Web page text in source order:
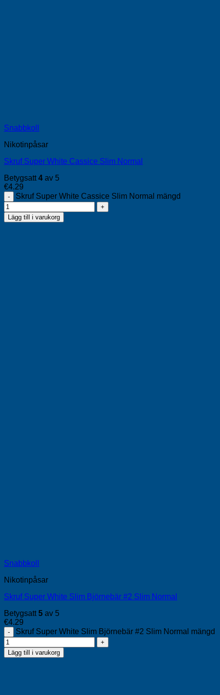
Snabbkoll
Nikotinpåsar
Skruf Super White Cassice Slim Normal
Betygsatt4 av 5
€4.29
Skruf Super White Cassice Slim Normal mängd
Lägg till i varukorg
Snabbkoll
Nikotinpåsar
Skruf Super White Slim Björnebär #2 Slim Normal
Betygsatt5 av 5
€4.29
Skruf Super White Slim Björnebär #2 Slim Normal mängd
Lägg till i varukorg